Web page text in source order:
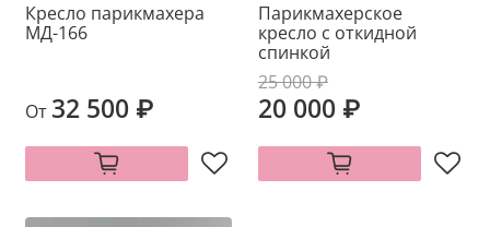
Кресло парикмахера
МД-166
От 32 500 ₽
Парикмахерское
кресло с откидной
спинкой
25 000 ₽
20 000 ₽